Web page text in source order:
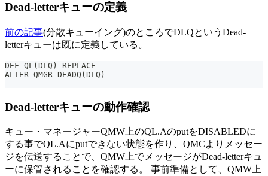
Dead-letterキューの定義
前の記事(分散キューイング)のところでDLQというDead-
letterキューは既に定義している。
DEF QL(DLQ) REPLACE
ALTER QMGR DEADQ(DLQ)
Dead-letterキューの動作確認
キュー・マネージャーQMW上のQL.AのputをDISABLEDに
する事でQL.Aにputできない状態を作り、QMCよりメッセー
ジを伝送することで、QMW上でメッセージがDead-letterキュ
ーに保管されることを確認する。 事前準備として、QMW上